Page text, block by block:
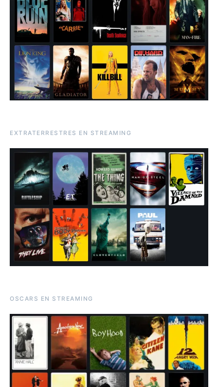
EXTRATERRESTRES EN STREAMING
OSCARS EN STREAMING